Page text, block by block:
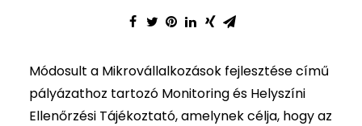
Módosult a Mikrovállalkozások fejlesztése című
pályázathoz tartozó Monitoring és Helyszíni
Ellenőrzési Tájékoztató, amelynek célja, hogy az